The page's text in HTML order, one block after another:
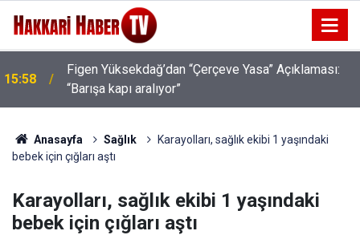
Figen Yüksekdağ’dan “Çerçeve Yasa” Açıklaması:
“Barışa kapı aralıyor”
15:03
Rojin Kabaiş, Hiranur Aygar ve Kıvanç Uman’ın
Ailelerini Hedef Alan Şüphelilere Operasyon
Anasayfa Sağlık
Karayolları, sağlık ekibi 1 yaşındaki
bebek için çığları aştı
Karayolları, sağlık ekibi 1 yaşındaki
bebek için çığları aştı